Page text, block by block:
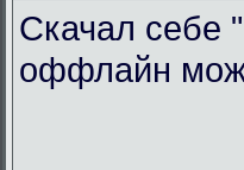
Скачал себе
оффлайн